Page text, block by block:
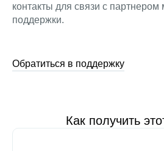
контакты для связи с
поддержки.
Обратиться в поддержку
Как получить